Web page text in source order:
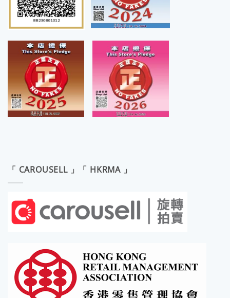
「 CAROUSELL 」「 HKRMA 」